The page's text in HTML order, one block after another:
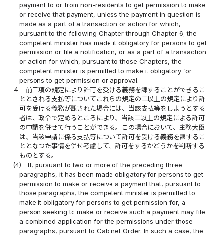
payment to or from non-residents to get permission to make
or receive that payment, unless the payment in question is
made as a part of a transaction or action for which,
pursuant to the following Chapter through Chapter 6, the
competent minister has made it obligatory for persons to get
permission or file a notification, or as a part of a transaction
or action for which, pursuant to those Chapters, the
competent minister is permitted to make it obligatory for
persons to get permission or approval.
４
前三項の規定により許可を受ける義務を課することができるこ
ととされる支払等についてこれらの規定の二以上の規定により許
可を受ける義務が課された場合には、当該支払等をしようとする
者は、政令で定めるところにより、当該二以上の規定による許可
の申請を併せて行うことができる。この場合において、主務大臣
は、当該申請に係る支払等について許可を受ける義務を課するこ
ととなつた事情を併せ考慮して、許可をするかどうかを判断する
ものとする。
(4)
If, pursuant to two or more of the preceding three
paragraphs, it has been made obligatory for persons to get
permission to make or receive a payment that, pursuant to
those paragraphs, the competent minister is permitted to
make it obligatory for persons to get permission for, a
person seeking to make or receive such a payment may file
a combined application for the permissions under those
paragraphs, pursuant to Cabinet Order. In such a case, the